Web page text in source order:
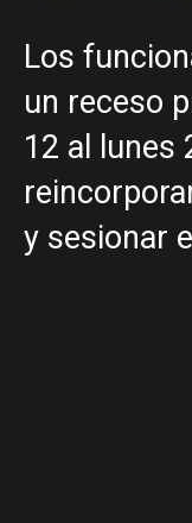
Los
un receso
12 al lunes
y sesionar